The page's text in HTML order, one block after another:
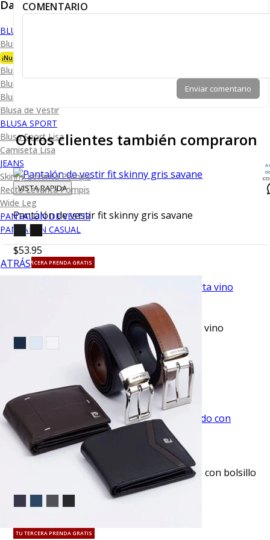
Dama
BLUSA
Blusa Premium Bambú
¡Nueva Colección!
Blusa Performance
Blusa Piqué
Blusa Oxford
Blusa de Vestir
BLUSA SPORT
Blusa Sport Lisa
Camiseta Lisa
JEANS
Skinny Levanta Pompis
Recto Levanta Pompis
Wide Leg
PANTALÓN DE VESTIR
PANTALÓN CASUAL
ATRÁS
COMENTARIO
Enviar comentario
Otros clientes también compraron
VISTA RAPIDA
Pantalón de vestir fit skinny gris savane
$53.95
TU TERCERA PRENDA GRATIS
Camiseta cuello redondo lisa manga corta vino
EVENTO ESPECIAL
VISTA RAPIDA
Pantalón de vestir slim fit azul texturizado con bolsillo
TU TERCERA PRENDA GRATIS
de